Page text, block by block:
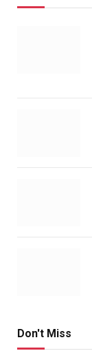
Don't Miss